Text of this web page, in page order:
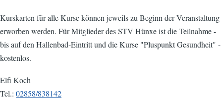
Kurskarten für alle Kurse können jeweils zu Beginn der Veranstaltung
erworben werden. Für Mitglieder des STV Hünxe ist die Teilnahme -
bis auf den Hallenbad-Eintritt und die Kurse "Pluspunkt Gesundheit" -
kostenlos.
Elfi Koch
Tel.: 02858/838142